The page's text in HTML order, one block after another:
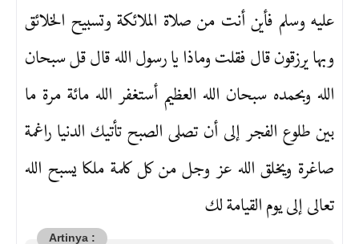
عليه وسلم فأين أنت من صلاة الملائكة وتسبيح الخلائق
وبها يرزقون قال فقلت وماذا يا رسول الله قال قل سبحان
الله وبحمده سبحان الله العظيم أستغفر الله مائة مرة ما
بين طلوع الفجر إلى أن تصلى الصبح تأتيك الدنيا راغمة
صاغرة ويخلق الله عز وجل من كل كلمة ملكا يسبح الله
تعالى إلى يوم القيامة لك